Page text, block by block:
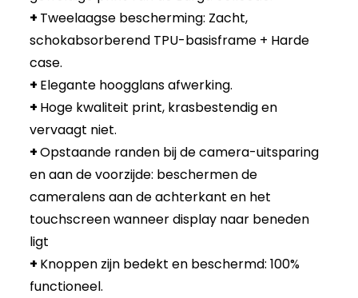
+ Tweelaagse bescherming: Zacht,
schokabsorberend TPU-basisframe + Harde
case.
+ Elegante hoogglans afwerking.
+ Hoge kwaliteit print, krasbestendig en
vervaagt niet.
+Opstaande randen bij de camera-uitsparing
en aan de voorzijde: beschermen de
cameralens aan de achterkant en het
touchscreen wanneer display naar beneden
ligt
+ Knoppen zijn bedekt en beschermd: 100%
functioneel.